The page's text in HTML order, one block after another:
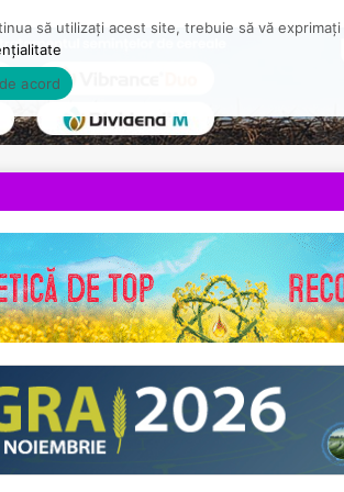
să utilizați acest site, trebuie să vă
acord